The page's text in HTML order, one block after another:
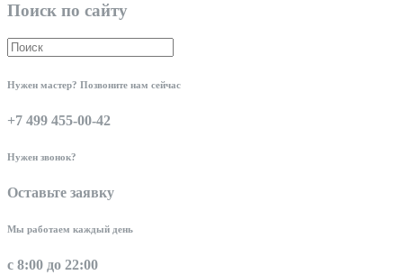
Поиск по сайту
Нужен мастер? Позвоните нам сейчас
+7 499 455-00-42
Нужен звонок?
Оставьте заявку
Мы работаем каждый день
с 8:00 до 22:00